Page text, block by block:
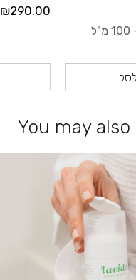
₪290.00
You may also